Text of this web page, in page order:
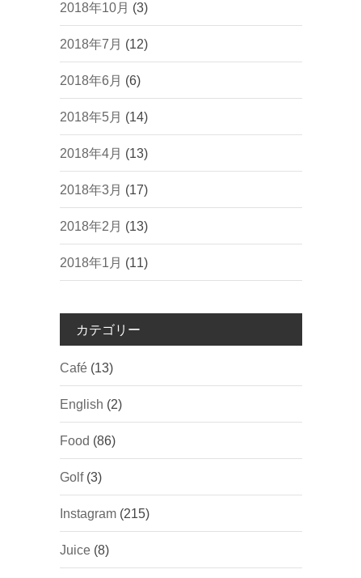
2018年10月 (3)
2018年7月 (12)
2018年6月 (6)
2018年5月 (14)
2018年4月 (13)
2018年3月 (17)
2018年2月 (13)
2018年1月 (11)
カテゴリー
Café(13)
English (2)
Food (86)
Golf(3)
Instagram(215)
Juice(8)